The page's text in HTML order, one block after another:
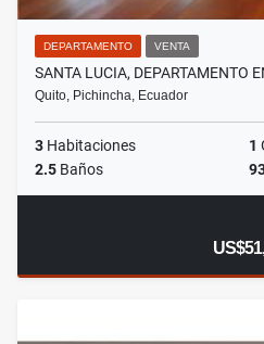
DEPARTAMENTO VENTA
SANTA LUCIA, DEPARTAMENTO
Quito, Pichincha, Ecuador
3 Habitaciones 1
2.5 Baños